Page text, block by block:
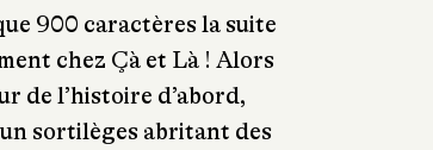
900 caractères la suite
chez Çà et Là ! Alors
de l’histoire d’abord,
sortilèges abritant des